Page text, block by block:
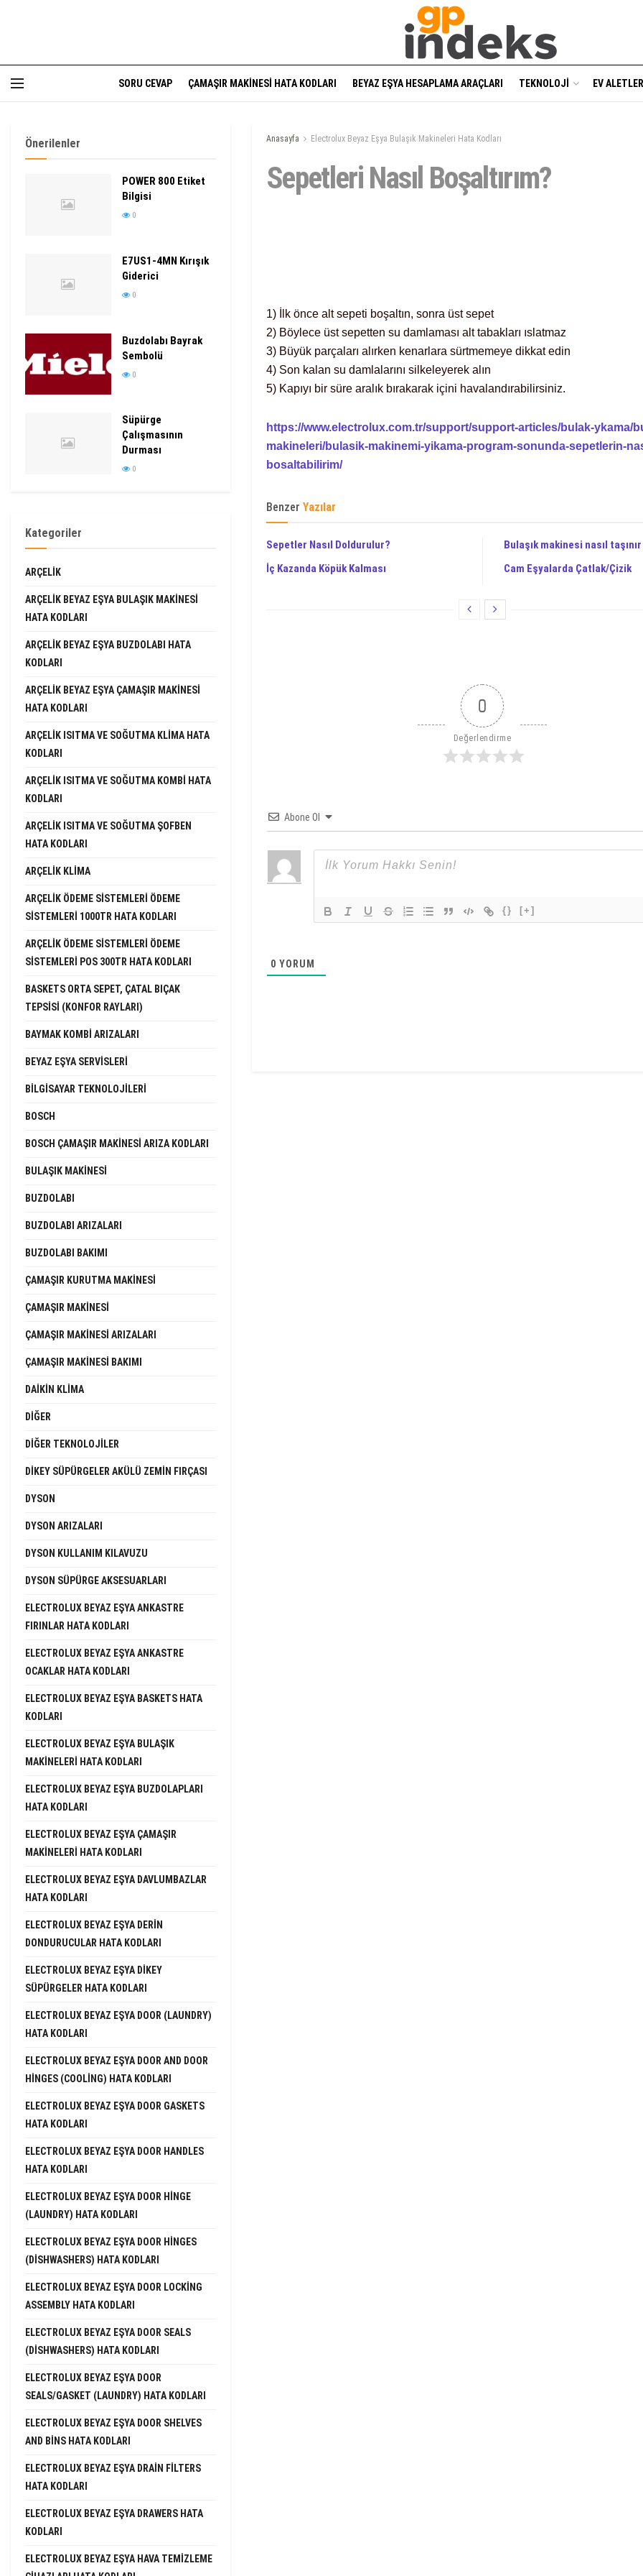
SORU CEVAP ÇAMAŞIR MAKINESI HATA KODLARI BEYAZ EŞYA HESAPLAMA ARAÇLARI TEKNOLOJI EV
Anasayfa Electrolux Beyaz Eşya Bulaşık Makineleri Hata Kodları
Sepetleri Nasıl Boşaltırım?
1) İlk önce alt sepeti boşaltın, sonra üst sepet
2) Böylece üst sepetten su damlaması alt tabakları ıslatmaz
3) Büyük parçaları alırken kenarlara sürtmemeye dikkat edin
4) Son kalan su damlalarını silkeleyerek alın
5) Kapıyı bir süre aralık bırakarak içini havalandırabilirsiniz.
https://www.electrolux.com.tr/support/support-articles/bulak-ykama/
makineleri/bulasik-makinemi-yikama-program-sonunda-sepetlerin-
bosaltabilirim/
Benzer Yazılar
Sepetler Nasıl Doldurulur?
İç Kazanda Köpük Kalması
Bulaşık makinesi nasıl taşınır
Cam Eşyalarda Çatlak/Çizik
0
Değerlendirme
Abone Ol
{} [+]
0 YORUM
Önerilenler
POWER 800 Etiket
Bilgisi
0
E7US1-4MN Kırışık
Giderici
0
Buzdolabı Bayrak
Sembolü
0
Süpürge
Çalışmasının
Durması
0
Kategoriler
ARÇELIK
ARÇELIK BEYAZ EŞYA BULAŞIK MAKINESI
HATA KODLARI
ARÇELIK BEYAZ EŞYA BUZDOLABI HATA
KODLARI
ARÇELIK BEYAZ EŞYA ÇAMAŞIR MAKINESI
HATA KODLARI
ARÇELIK ISITMA VE SOĞUTMA KLIMA HATA
KODLARI
ARÇELIK ISITMA VE SOĞUTMA KOMBI HATA
KODLARI
ARÇELIK ISITMA VE SOĞUTMA ŞOFBEN
HATA KODLARI
ARÇELIK KLIMA
ARÇELIK ÖDEME SISTEMLERI ÖDEME
SISTEMLERI 1000TR HATA KODLARI
ARÇELIK ÖDEME SISTEMLERI ÖDEME
SISTEMLERI POS 300TR HATA KODLARI
BASKETS ORTA SEPET, ÇATAL BIÇAK
TEPSISI (KONFOR RAYLARI)
BAYMAK KOMBI ARIZALARI
BEYAZ EŞYA SERVISLERI
BILGISAYAR TEKNOLOJILERI
BOSCH
BOSCH ÇAMAŞIR MAKINESI ARIZA KODLARI
BULAŞIK MAKINESI
BUZDOLABI
BUZDOLABI ARIZALARI
BUZDOLABI BAKIMI
ÇAMAŞIR KURUTMA MAKINESI
ÇAMAŞIR MAKINESI
ÇAMAŞIR MAKINESI ARIZALARI
ÇAMAŞIR MAKINESI BAKIMI
DAIKIN KLIMA
DIĞER
DIĞER TEKNOLOJILER
DIKEY SÜPÜRGELER AKÜLÜ ZEMIN FIRÇASI
DYSON
DYSON ARIZALARI
DYSON KULLANIM KILAVUZU
DYSON SÜPÜRGE AKSESUARLARI
ELECTROLUX BEYAZ EŞYA ANKASTRE
FIRINLAR HATA KODLARI
ELECTROLUX BEYAZ EŞYA ANKASTRE
OCAKLAR HATA KODLARI
ELECTROLUX BEYAZ EŞYA BASKETS HATA
KODLARI
ELECTROLUX BEYAZ EŞYA BULAŞIK
MAKINELERI HATA KODLARI
ELECTROLUX BEYAZ EŞYA BUZDOLAPLARI
HATA KODLARI
ELECTROLUX BEYAZ EŞYA ÇAMAŞIR
MAKINELERI HATA KODLARI
ELECTROLUX BEYAZ EŞYA DAVLUMBAZLAR
HATA KODLARI
ELECTROLUX BEYAZ EŞYA DERIN
DONDURUCULAR HATA KODLARI
ELECTROLUX BEYAZ EŞYA DIKEY
SÜPÜRGELER HATA KODLARI
ELECTROLUX BEYAZ EŞYA DOOR (LAUNDRY)
HATA KODLARI
ELECTROLUX BEYAZ EŞYA DOOR AND DOOR
HINGES (COOLING) HATA KODLARI
ELECTROLUX BEYAZ EŞYA DOOR GASKETS
HATA KODLARI
ELECTROLUX BEYAZ EŞYA DOOR HANDLES
HATA KODLARI
ELECTROLUX BEYAZ EŞYA DOOR HINGE
(LAUNDRY) HATA KODLARI
ELECTROLUX BEYAZ EŞYA DOOR HINGES
(DISHWASHERS) HATA KODLARI
ELECTROLUX BEYAZ EŞYA DOOR LOCKING
ASSEMBLY HATA KODLARI
ELECTROLUX BEYAZ EŞYA DOOR SEALS
(DISHWASHERS) HATA KODLARI
ELECTROLUX BEYAZ EŞYA DOOR
SEALS/GASKET (LAUNDRY) HATA KODLARI
ELECTROLUX BEYAZ EŞYA DOOR SHELVES
AND BINS HATA KODLARI
ELECTROLUX BEYAZ EŞYA DRAIN FILTERS
HATA KODLARI
ELECTROLUX BEYAZ EŞYA DRAWERS HATA
KODLARI
ELECTROLUX BEYAZ EŞYA HAVA TEMIZLEME